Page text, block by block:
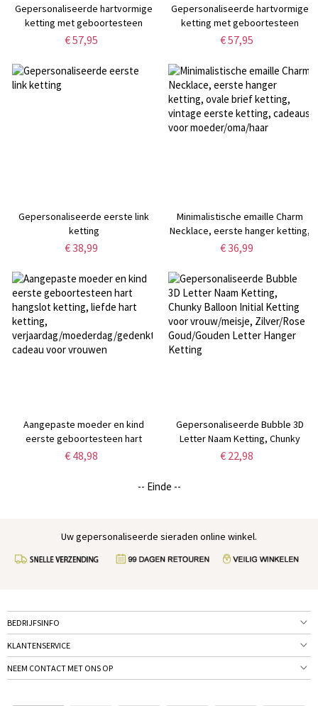
Gepersonaliseerde hartvormige
ketting met geboortesteen
€ 57,95
Gepersonaliseerde hartvormige
ketting met geboortesteen
€ 57,95
Gepersonaliseerde eerste link
ketting
€ 38,99
Minimalistische emaille Charm
Necklace, eerste hanger ketting,
ovale brief ketting, vintage
moeder/oma/haar
€ 36,99
Aangepaste moeder en kind
eerste geboortesteen hart
hangslot ketting, liefde hart
verjaardag/moederdag/gedenkteken/waardering
€ 48,98
Gepersonaliseerde Bubble 3D
Letter Naam Ketting, Chunky
Balloon Initial Ketting voor
€ 22,98
-- Einde --
Uw gepersonaliseerde sieraden online winkel.
BEDRIJFSINFO
KLANTENSERVICE
NEEM CONTACT MET ONS OP